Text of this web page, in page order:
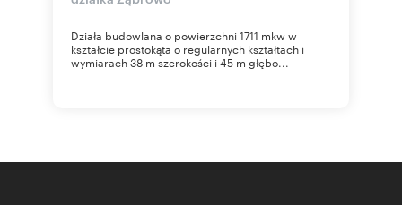
Działa budowlana o powierzchni 1711 mkw w
kształcie prostokąta o regularnych kształtach i
wymiarach 38 m szerokości i 45 m głębo...